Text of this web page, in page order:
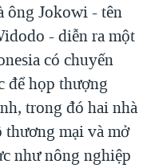
ông Jokowi - tên
- diễn ra một
có chuyến
để họp thượng
trong đó hai nhà
thương mại và mở
như nông nghiệp